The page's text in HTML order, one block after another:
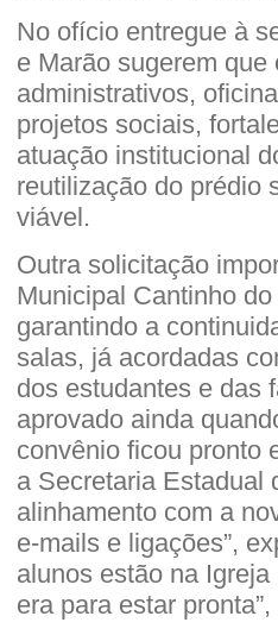
No ofício entregue à
e Marão sugerem
administrativos,
projetos sociais,
atuação institucional
reutilização do prédio
viável.
Outra solicitação
Municipal Cantinho
garantindo a
salas, já acordadas
dos estudantes e das
aprovado ainda
convênio ficou pronto
a Secretaria Estadual
alinhamento com a
e-mails e ligações”,
alunos estão na
era para estar